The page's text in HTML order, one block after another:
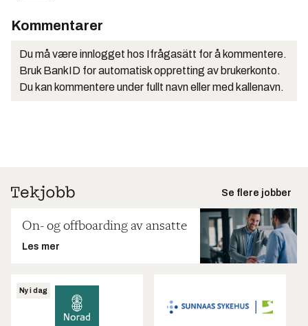
Kommentarer
Du må være innlogget hos Ifrågasätt for å kommentere.
Bruk BankID for automatisk oppretting av brukerkonto.
Du kan kommentere under fullt navn eller med kallenavn.
Se flere jobber
On- og offboarding av ansatte
Les mer
Ny i dag